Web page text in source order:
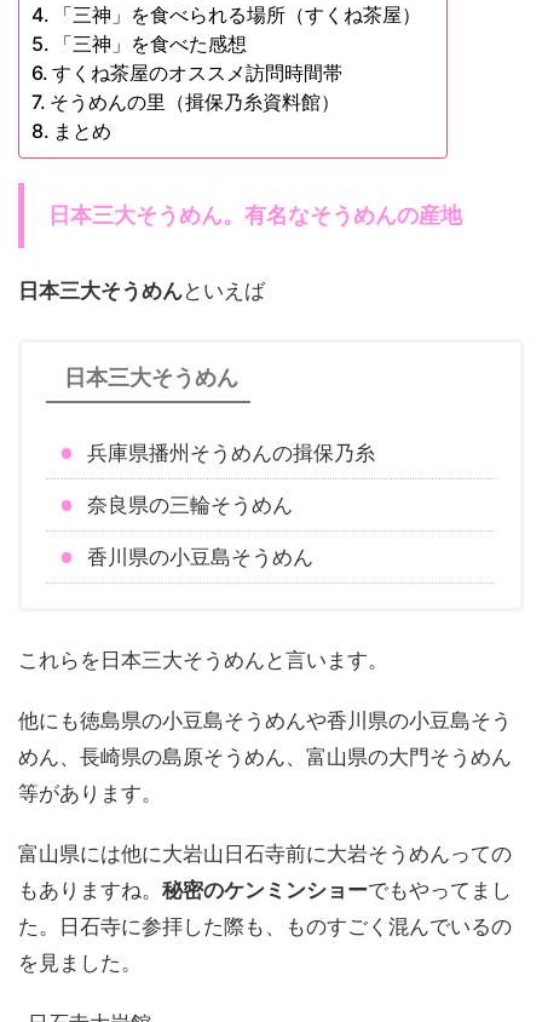
「三神」を食べられる場所（すくね茶屋）
「三神」を食べた感想
すくね茶屋のオススメ訪問時間帯
そうめんの里（揖保乃糸資料館）
まとめ
日本三大そうめん。有名なそうめんの産地
日本三大そうめんといえば
日本三大そうめん
兵庫県播州そうめんの揖保乃糸
奈良県の三輪そうめん
香川県の小豆島そうめん
これらを日本三大そうめんと言います。
他にも徳島県の小豆島そうめんや香川県の小豆島そう
めん、長崎県の島原そうめん、富山県の大門そうめん
等があります。
富山県には他に大岩山日石寺前に大岩そうめんっての
もありますね。 秘密のケンミンショーでもやってまし
た。日石寺に参拝した際も、ものすごく混んでいるの
を見ました。